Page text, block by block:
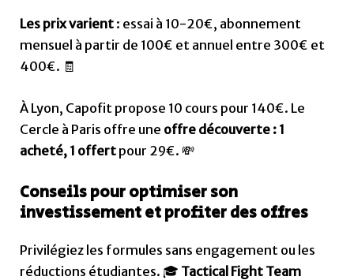
Les prix varient : essai à 10-20€, abonnement
mensuel à partir de 100€ et annuel entre 300€ et
400€. 🧾
À Lyon, Capofit propose 10 cours pour 140€. Le
Cercle à Paris offre une offre découverte : 1
acheté, 1 offert pour 29€. 💸
Conseils pour optimiser son
investissement et profiter des offres
Privilégiez les formules sans engagement ou les
réductions étudiantes. 🎓 Tactical Fight Team